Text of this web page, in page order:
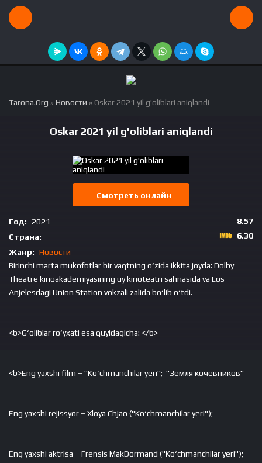
Tarona.Org »Новости » Oskar 2021 yil g'oliblari aniqlandi
Oskar 2021 yil g'oliblari aniqlandi
Смотреть онлайн
8.57
6.30
Год: 2021
Страна:
Жанр: Новости
Birinchi marta mukofotlar bir vaqtning o‘zida ikkita joyda: Dolby
Theatre kinoakademiyasining uy kinoteatri sahnasida va Los-
Anjelesdagi Union Station vokzali zalida bo‘lib o‘tdi.
<b>G‘oliblar ro‘yxati esa quyidagicha: </b>
<b>Eng yaxshi film – "Ko‘chmanchilar yeri"; "Земля кочевников"
Eng yaxshi rejissyor – Xloya Chjao ("Ko‘chmanchilar yeri");
Eng yaxshi aktrisa – Frensis MakDormand ("Ko‘chmanchilar yeri");